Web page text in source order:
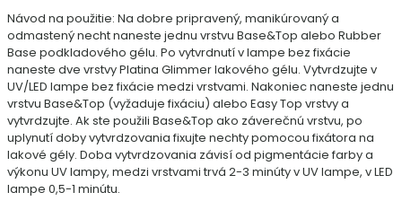
Návod na použitie: Na dobre pripravený, manikúrovaný a
odmastený necht naneste jednu vrstvu Base&Top alebo Rubber
Base podkladového gélu. Po vytvrdnutí v lampe bez fixácie
naneste dve vrstvy Platina Glimmer lakového gélu. Vytvrdzujte v
UV/LED lampe bez fixácie medzi vrstvami. Nakoniec naneste jednu
vrstvu Base&Top (vyžaduje fixáciu) alebo Easy Top vrstvy a
vytvrdzujte. Ak ste použili Base&Top ako záverečnú vrstvu, po
uplynutí doby vytvrdzovania fixujte nechty pomocou fixátora na
lakové gély. Doba vytvrdzovania závisí od pigmentácie farby a
výkonu UV lampy, medzi vrstvami trvá 2-3 minúty v UV lampe, v LED
lampe 0,5-1 minútu.